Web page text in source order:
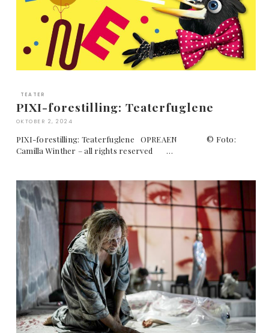
TEATER
PIXI-forestilling: Teaterfuglene
OKTOBER 2, 2024
PIXI-forestilling: Teaterfuglene OPREAEN © Foto:
Camilla Winther – all rights reserved …